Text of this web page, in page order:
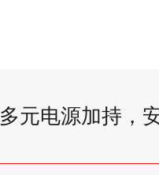
多元电源加持，